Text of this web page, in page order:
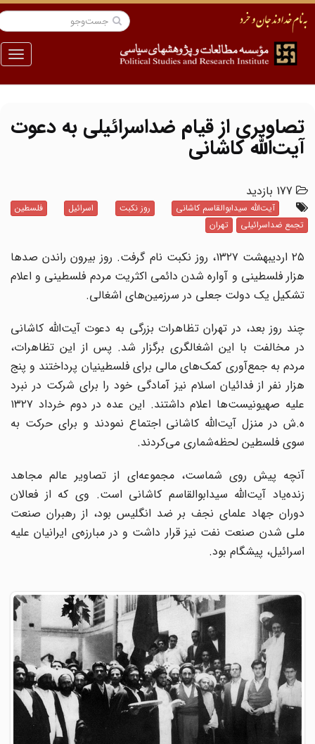
منو
تصاویری از قیام ضداسرائیلی به دعوت
آیت‌الله کاشانی
177 بازدید
آیت‌الله سیدابوالقاسم کاشانی روز نکبت اسرائیل
فلسطین
تجمع ضداسرائیلی
تهران
۲۵ اردیبهشت ۱۳۲۷، روز نکبت نام گرفت. روز بیرون راندن صدها
هزار فلسطینی و آواره شدن دائمی اکثریت مردم فلسطینی و اعلام
تشکیل یک دولت جعلی در سرزمین‌های اشغالی.
چند روز بعد، در تهران تظاهرات بزرگی به دعوت آیت‌الله کاشانی
در مخالفت با این اشغالگری برگزار شد. پس از این تظاهرات،
مردم به جمع‌آوری کمک‌های مالی برای فلسطینیان پرداختند و پنج
هزار نفر از فدائیان اسلام نیز آمادگی خود را برای شرکت در نبرد
علیه صهیونیست‌ها اعلام داشتند. این عده در دوم خرداد ۱۳۲۷
ه.ش در منزل آیت‌الله کاشانی اجتماع نمودند و برای حرکت به
سوی فلسطین لحظه‌شماری می‌کردند.
آنچه پیش روی شماست، مجموعه‌ای از تصاویر عالم مجاهد
زنده‌یاد آیت‌الله سیدابوالقاسم کاشانی است. وی که از فعالان
دوران جهاد علمای نجف بر ضد انگلیس بود، از رهبران صنعت
ملی شدن صنعت نفت نیز قرار داشت و در مبارزه‌ی ایرانیان علیه
اسرائیل، پیشگام بود.